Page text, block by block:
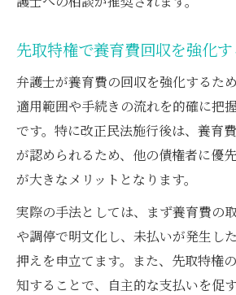
先取特権で養育費回収を強化
弁護士が養育費の回収を強化するた
適用範囲や手続きの流れを的確に把
です。特に改正民法施行後は、養育
が認められるため、他の債権者に優
が大きなメリットとなります。
実際の手法としては、まず養育費の
や調停で明文化し、未払いが発生し
押えを申立てます。また、先取特権
知することで、自主的な支払いを促